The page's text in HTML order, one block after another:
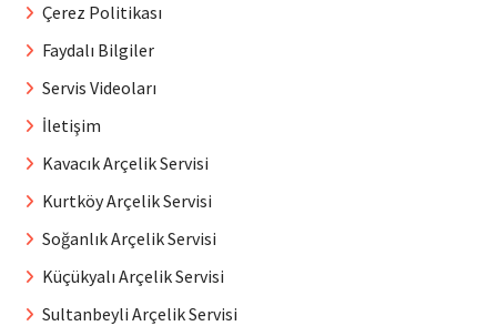
Çerez Politikası
Faydalı Bilgiler
Servis Videoları
İletişim
Kavacık Arçelik Servisi
Kurtköy Arçelik Servisi
Soğanlık Arçelik Servisi
Küçükyalı Arçelik Servisi
Sultanbeyli Arçelik Servisi